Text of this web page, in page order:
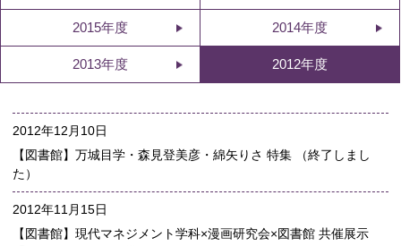
2015年度 2014年度
2013年度 2012年度
2012年12月10日
【図書館】万城目学・森見登美彦・綿矢りさ 特集 （終了しまし
た）
2012年11月15日
【図書館】現代マネジメント学科×漫画研究会×図書館 共催展示